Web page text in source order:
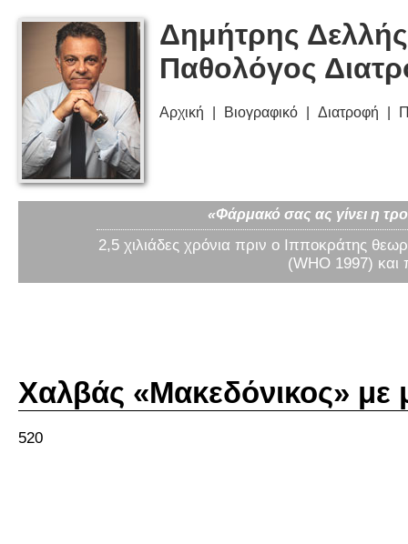
Δημήτρης
Παθολόγος
Αρχική Βιογραφικό Διατροφή
«Φάρμακό σας ας γίνει η
2,5 χιλιάδες χρόνια πριν ο Ιπποκράτης
(WHO 1997) και
Χαλβάς «Μακεδόνικος» με
520